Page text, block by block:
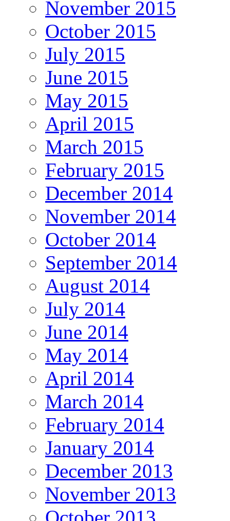
November 2015
October 2015
July 2015
June 2015
May 2015
April 2015
March 2015
February 2015
December 2014
November 2014
October 2014
September 2014
August 2014
July 2014
June 2014
May 2014
April 2014
March 2014
February 2014
January 2014
December 2013
November 2013